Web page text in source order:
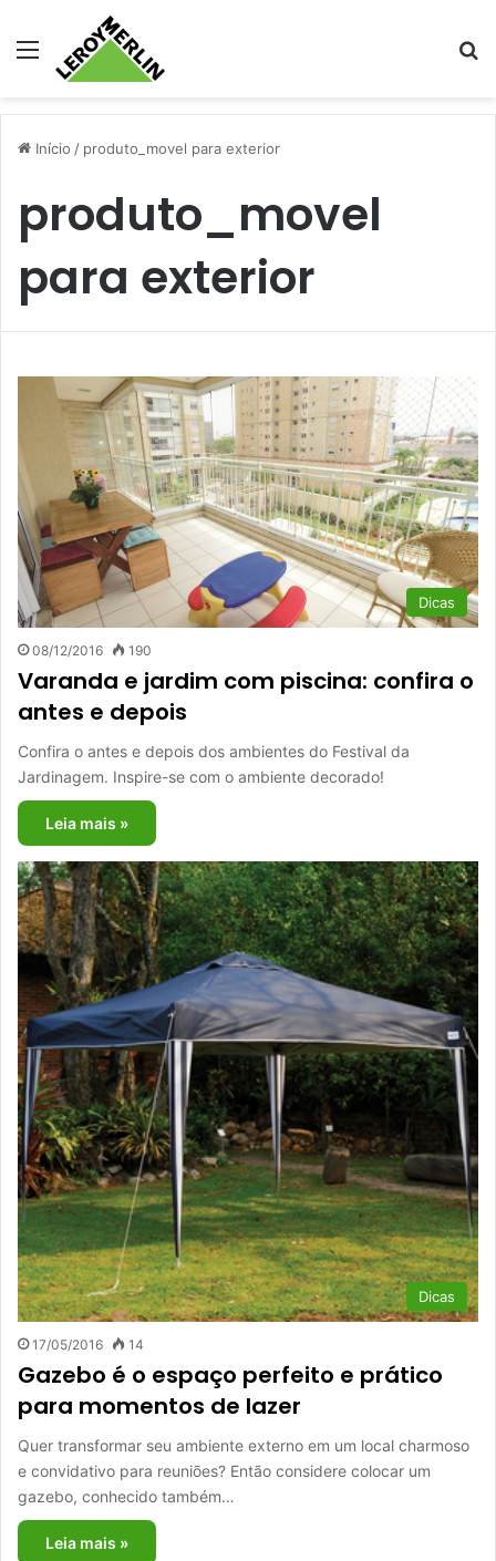
Menu
Início / produto_movel para exterior
produto_movel
para exterior
Dicas
08/12/2016 190
Varanda e jardim com piscina: confira o
antes e depois
Confira o antes e depois dos ambientes do Festival da
Jardinagem. Inspire-se com o ambiente decorado!
Leia mais »
Dicas
17/05/2016 14
Gazebo é o espaço perfeito e prático
para momentos de lazer
Quer transformar seu ambiente externo em um local charmoso
e convidativo para reuniões? Então considere colocar um
gazebo, conhecido também…
Leia mais »